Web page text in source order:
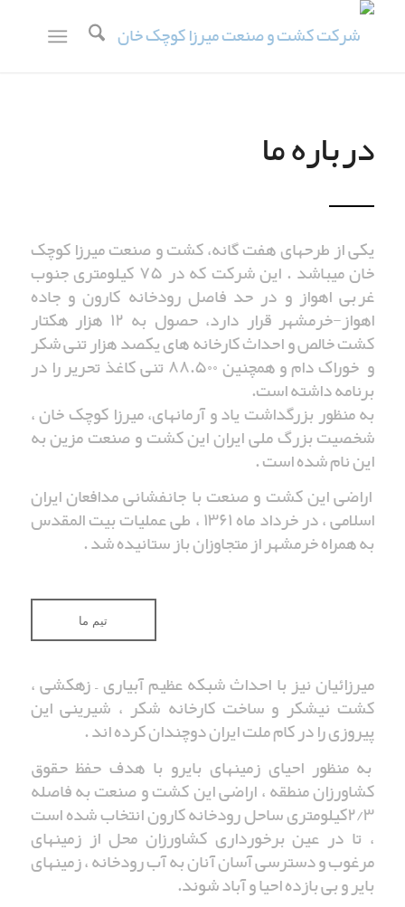
درباره ما
یکی از طرحهای هفت گانه، کشت و صنعت میرزا کوچک
خان میباشد . این شرکت که در ۷۵ کیلومتری جنوب
غربی اهواز و در حد فاصل رودخانه کارون و جاده
اهواز-خرمشهر قرار دارد، حصول به ۱۲ هزار هکتار
کشت خالص و احداث کارخانه های یکصد هزار تنی شکر
و خوراک دام و همچنین ۸۸.۵۰۰ تنی کاغذ تحریر را در
برنامه داشته است.
به منظور بزرگداشت یاد و آرمانهای، میرزا کوچک خان ،
شخصیت بزرگ ملی ایران این کشت و صنعت مزین به
این نام شده است .
اراضی این کشت و صنعت با جانفشانی مدافعان ایران
اسلامی ، در خرداد ماه ۱۳۶۱ ، طی عملیات بیت المقدس
به همراه خرمشهر از متجاوزان باز ستانیده شد .
تیم ما
میرزائیان نیز با احداث شبکه عظیم آبیاری – زهکشی ،
کشت نیشکر و ساخت کارخانه شکر ، شیرینی این
پیروزی را در کام ملت ایران دوچندان کرده اند .
به منظور احیای زمینهای بایرو با هدف حفظ حقوق
کشاورزان منطقه ، اراضی این کشت و صنعت به فاصله
۲/۳کیلومتری ساحل رودخانه کارون انتخاب شده است
، تا در عین برخورداری کشاورزان محل از زمینهای
مرغوب و دسترسی آسان آنان به آب رودخانه ، زمینهای
بایر و بی بازده احیا و آباد شوند.